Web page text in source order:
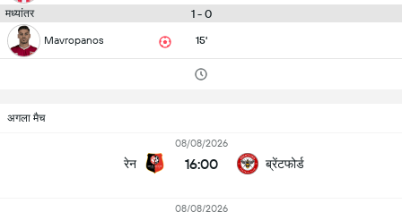
मध्यांतर 1 - 0
Mavropanos 15'
अगला मैच
रेन
08/08/2026
16:00 ब्रेंटफोर्ड
08/08/2026